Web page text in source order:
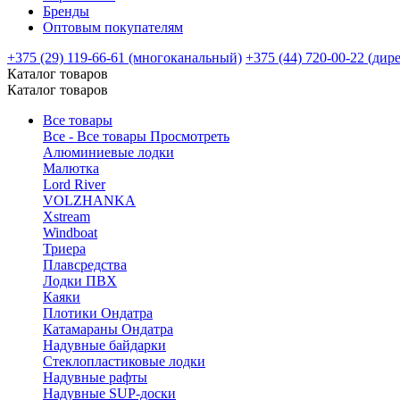
Бренды
Оптовым покупателям
+375 (29) 119-66-61 (многоканальный) +375 (44) 720-00-22
Каталог товаров
Каталог товаров
Все товары
Все - Все товары Просмотреть
Алюминиевые лодки
Малютка
Lord River
VOLZHANKA
Xstream
Windboat
Триера
Плавсредства
Лодки ПВХ
Каяки
Плотики Ондатра
Катамараны Ондатра
Надувные байдарки
Стеклопластиковые лодки
Надувные рафты
Надувные SUP-доски